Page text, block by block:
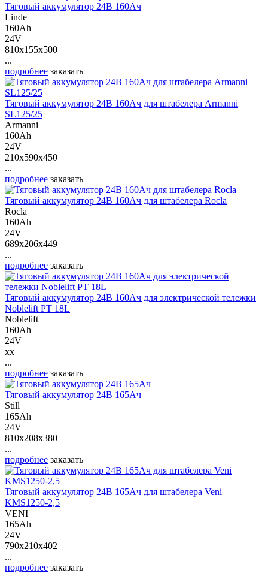
Тяговый аккумулятор 24В 160Ач
Linde
160Ah
24V
810x155x500
...
подробнее заказать
Тяговый аккумулятор 24В 160Ач для штабелера Armanni
SL125/25
Armanni
160Ah
24V
210x590x450
...
подробнее заказать
Тяговый аккумулятор 24В 160Ач для штабелера Rocla
Rocla
160Ah
24V
689x206x449
...
подробнее заказать
Тяговый аккумулятор 24В 160Ач для электрической тележки
Noblelift PT 18L
Noblelift
160Ah
24V
xx
...
подробнее заказать
Тяговый аккумулятор 24В 165Ач
Still
165Ah
24V
810x208x380
...
подробнее заказать
Тяговый аккумулятор 24В 165Ач для штабелера Veni
KMS1250-2,5
VENI
165Ah
24V
790x210x402
...
подробнее заказать